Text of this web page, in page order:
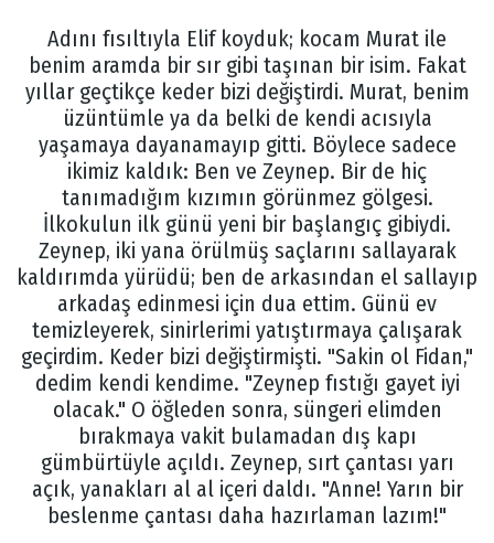
Adını fısıltıyla Elif koyduk; kocam Murat ile
benim aramda bir sır gibi taşınan bir isim. Fakat
yıllar geçtikçe keder bizi değiştirdi. Murat, benim
üzüntümle ya da belki de kendi acısıyla
yaşamaya dayanamayıp gitti. Böylece sadece
ikimiz kaldık: Ben ve Zeynep. Bir de hiç
tanımadığım kızımın görünmez gölgesi.
İlkokulun ilk günü yeni bir başlangıç gibiydi.
Zeynep, iki yana örülmüş saçlarını sallayarak
kaldırımda yürüdü; ben de arkasından el sallayıp
arkadaş edinmesi için dua ettim. Günü ev
temizleyerek, sinirlerimi yatıştırmaya çalışarak
geçirdim. Keder bizi değiştirmişti. "Sakin ol Fidan,"
dedim kendi kendime. "Zeynep fıstığı gayet iyi
olacak." O öğleden sonra, süngeri elimden
bırakmaya vakit bulamadan dış kapı
gümbürtüyle açıldı. Zeynep, sırt çantası yarı
açık, yanakları al al içeri daldı. "Anne! Yarın bir
beslenme çantası daha hazırlaman lazım!"